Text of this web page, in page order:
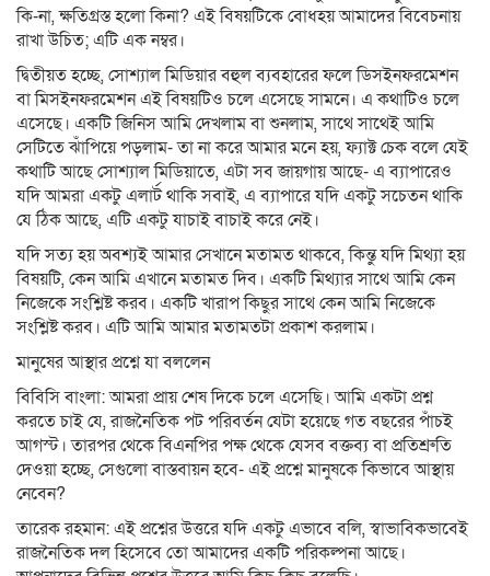
কি-না, ক্ষতিগ্রস্ত হলো কিনা? এই বিষয়টিকে বোধহয় আমাদের বিবেচনায়
রাখা উচিত; এটি এক নম্বর।
দ্বিতীয়ত হচ্ছে, সোশ্যাল মিডিয়ার বহুল ব্যবহারের ফলে ডিসইনফরমেশন
বা মিসইনফরমেশন এই বিষয়টিও চলে এসেছে সামনে। এ কথাটিও চলে
এসেছে। একটি জিনিস আমি দেখলাম বা শুনলাম, সাথে সাথেই আমি
সেটিতে ঝাঁপিয়ে পড়লাম- তা না করে আমার মনে হয়, ফ্যাক্ট চেক বলে যেই
কথাটি আছে সোশ্যাল মিডিয়াতে, এটা সব জায়গায় আছে- এ ব্যাপারেও
যদি আমরা একটু এলার্ট থাকি সবাই, এ ব্যাপারে যদি একটু সচেতন থাকি
যে ঠিক আছে, এটি একটু যাচাই বাচাই করে নেই।
যদি সত্য হয় অবশ্যই আমার সেখানে মতামত থাকবে, কিন্তু যদি মিথ্যা হয়
বিষয়টি, কেন আমি এখানে মতামত দিব। একটি মিথ্যার সাথে আমি কেন
নিজেকে সংশ্লিষ্ট করব। একটি খারাপ কিছুর সাথে কেন আমি নিজেকে
সংশ্লিষ্ট করব। এটি আমি আমার মতামতটা প্রকাশ করলাম।
মানুষের আস্থার প্রশ্নে যা বললেন
বিবিসি বাংলা: আমরা প্রায় শেষ দিকে চলে এসেছি। আমি একটা প্রশ্ন
করতে চাই যে, রাজনৈতিক পট পরিবর্তন যেটা হয়েছে গত বছরের পাঁচই
আগস্ট। তারপর থেকে বিএনপির পক্ষ থেকে যেসব বক্তব্য বা প্রতিশ্রুতি
দেওয়া হচ্ছে, সেগুলো বাস্তবায়ন হবে- এই প্রশ্নে মানুষকে কিভাবে আস্থায়
নেবেন?
তারেক রহমান: এই প্রশ্নের উত্তরে যদি একটু এভাবে বলি, স্বাভাবিকভাবেই
রাজনৈতিক দল হিসেবে তো আমাদের একটি পরিকল্পনা আছে।